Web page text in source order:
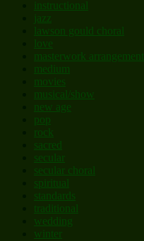
instructional
jazz
lawson gould choral
love
masterwork arrangement
medium
movies
musical/show
new age
pop
rock
sacred
secular
secular choral
spiritual
standards
traditional
wedding
winter